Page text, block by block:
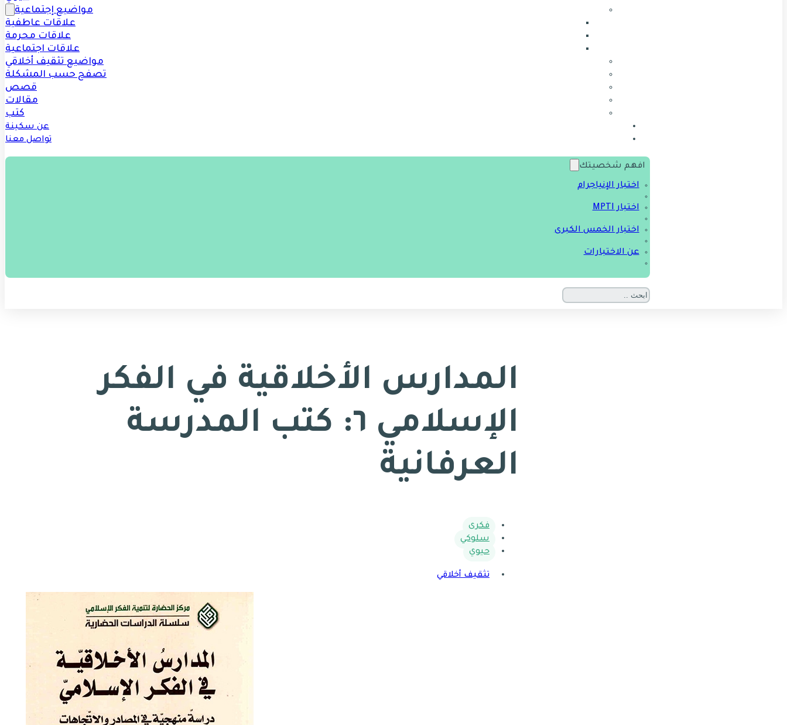
مواضيع إجتماعية
علاقات عاطفية
علاقات محرمة
علاقات اجتماعية
مواضيع تثقيف أخلاقي
تصفح حسب المشكلة
قصص
مقالات
كتب
عن سكينة
تواصل معنا
افهم شخصيتك
اختبار الإنياجرام
اختبار MPTI
اختبار الخمس الكبرى
عن الاختبارات
المدارس الأخلاقية في الفكر
الإسلامي ٦: كتب المدرسة
العرفانية
فكري
سلوكي
حيوي
تثقيف أخلاقي